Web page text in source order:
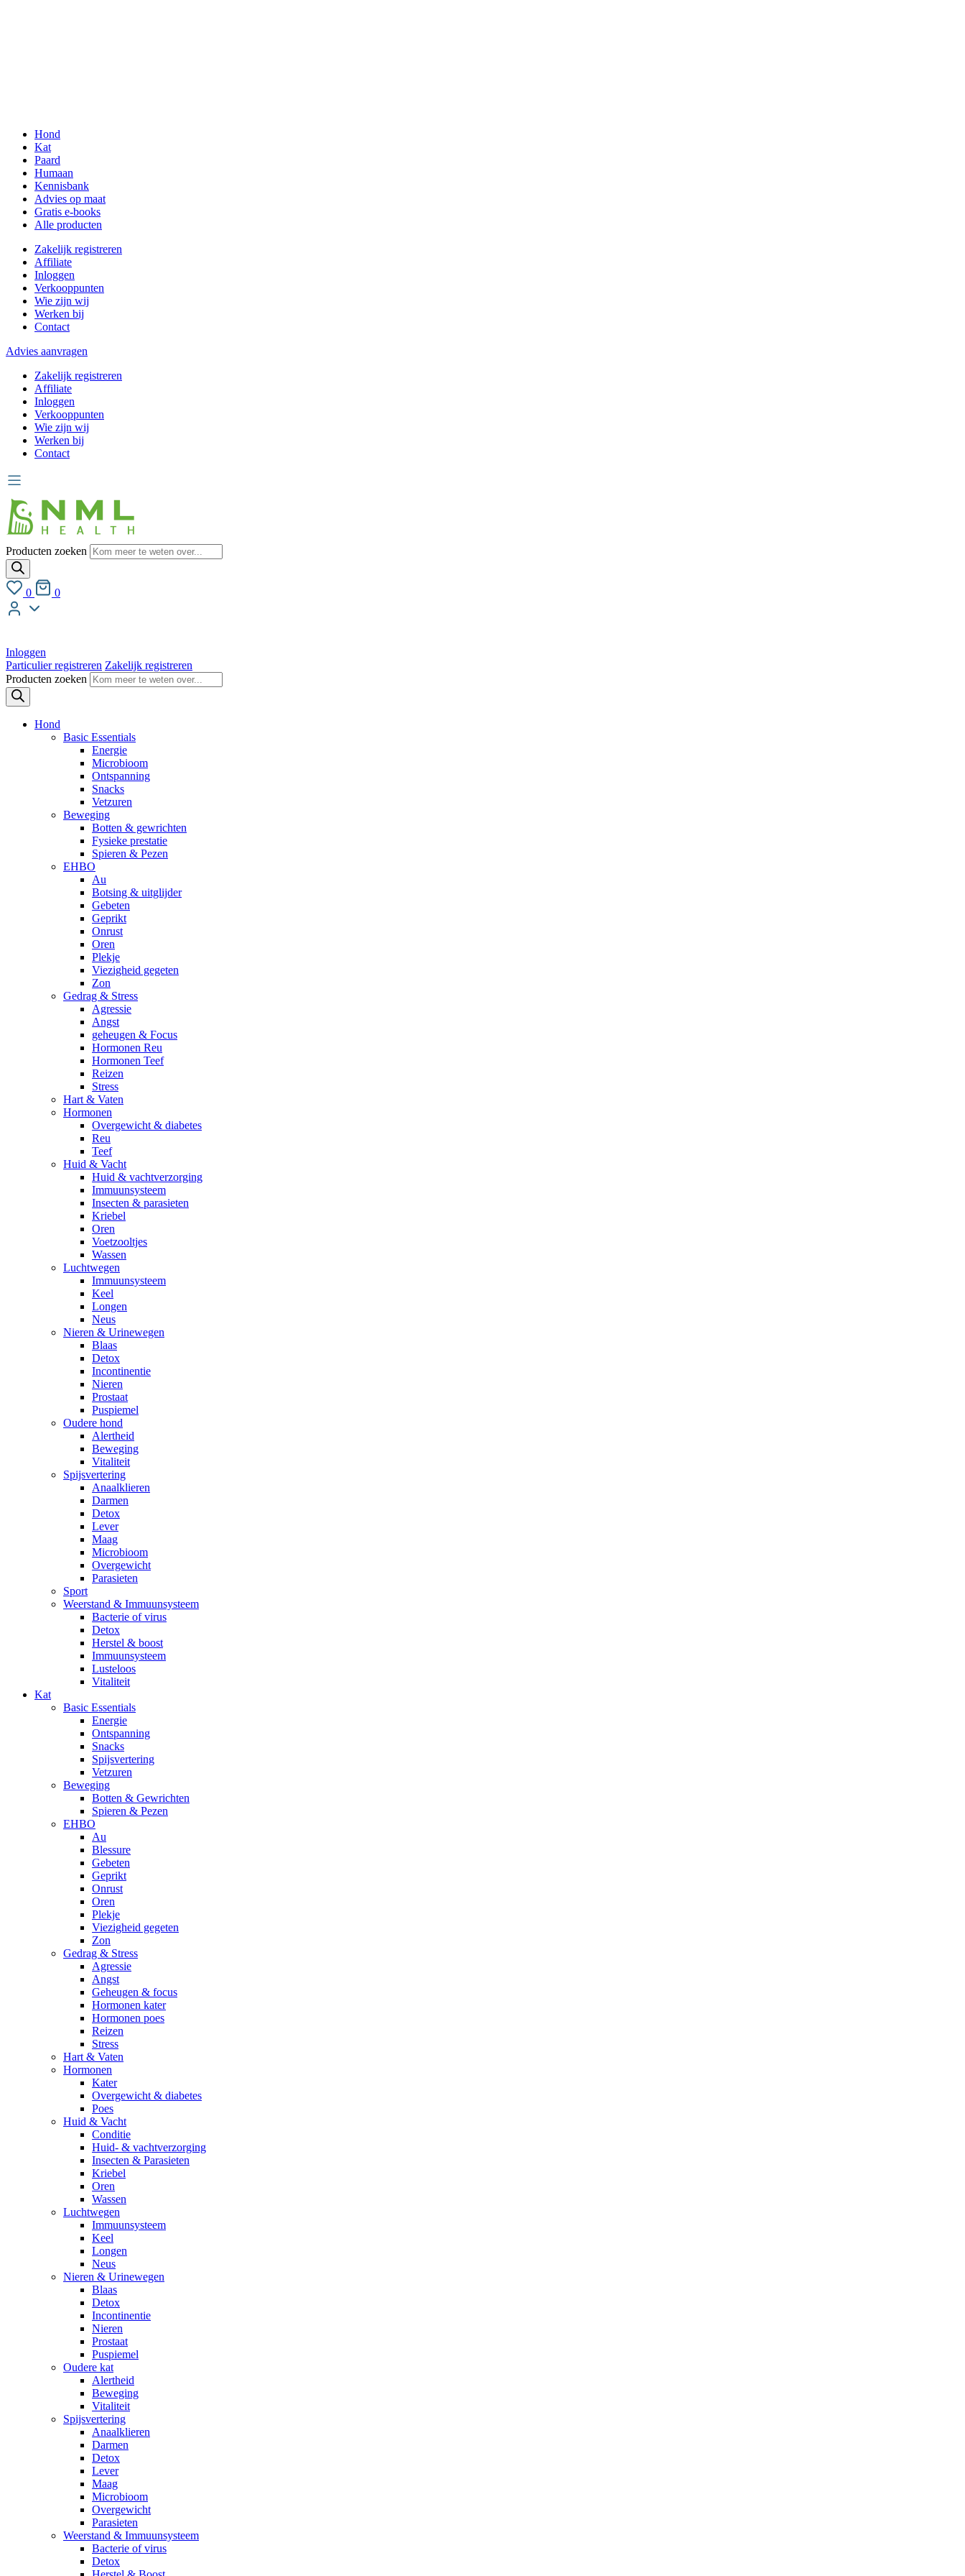
Hond
Kat
Paard
Humaan
Kennisbank
Advies op maat
Gratis e-books
Alle producten
Zakelijk registreren
Affiliate
Inloggen
Verkooppunten
Wie zijn wij
Werken bij
Contact
Advies aanvragen
Zakelijk registreren
Affiliate
Inloggen
Verkooppunten
Wie zijn wij
Werken bij
Contact
Producten zoeken
0 0
Inloggen
Particulier registreren Zakelijk registreren
Producten zoeken
Hond
Basic Essentials
Energie
Microbioom
Ontspanning
Snacks
Vetzuren
Beweging
Botten & gewrichten
Fysieke prestatie
Spieren & Pezen
EHBO
Au
Botsing & uitglijder
Gebeten
Geprikt
Onrust
Oren
Plekje
Viezigheid gegeten
Zon
Gedrag & Stress
Agressie
Angst
geheugen & Focus
Hormonen Reu
Hormonen Teef
Reizen
Stress
Hart & Vaten
Hormonen
Overgewicht & diabetes
Reu
Teef
Huid & Vacht
Huid & vachtverzorging
Immuunsysteem
Insecten & parasieten
Kriebel
Oren
Voetzooltjes
Wassen
Luchtwegen
Immuunsysteem
Keel
Longen
Neus
Nieren & Urinewegen
Blaas
Detox
Incontinentie
Nieren
Prostaat
Puspiemel
Oudere hond
Alertheid
Beweging
Vitaliteit
Spijsvertering
Anaalklieren
Darmen
Detox
Lever
Maag
Microbioom
Overgewicht
Parasieten
Sport
Weerstand & Immuunsysteem
Bacterie of virus
Detox
Herstel & boost
Immuunsysteem
Lusteloos
Vitaliteit
Kat
Basic Essentials
Energie
Ontspanning
Snacks
Spijsvertering
Vetzuren
Beweging
Botten & Gewrichten
Spieren & Pezen
EHBO
Au
Blessure
Gebeten
Geprikt
Onrust
Oren
Plekje
Viezigheid gegeten
Zon
Gedrag & Stress
Agressie
Angst
Geheugen & focus
Hormonen kater
Hormonen poes
Reizen
Stress
Hart & Vaten
Hormonen
Kater
Overgewicht & diabetes
Poes
Huid & Vacht
Conditie
Huid- & vachtverzorging
Insecten & Parasieten
Kriebel
Oren
Wassen
Luchtwegen
Immuunsysteem
Keel
Longen
Neus
Nieren & Urinewegen
Blaas
Detox
Incontinentie
Nieren
Prostaat
Puspiemel
Oudere kat
Alertheid
Beweging
Vitaliteit
Spijsvertering
Anaalklieren
Darmen
Detox
Lever
Maag
Microbioom
Overgewicht
Parasieten
Weerstand & Immuunsysteem
Bacterie of virus
Detox